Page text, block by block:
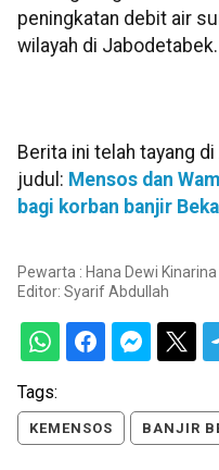
peningkatan debit air
wilayah di Jabodetabek.
Berita ini telah tayang
judul: Mensos dan
bagi korban banjir
Pewarta : Hana Dewi
Editor: Syarif Abdullah
Tags:
KEMENSOS BANJIR